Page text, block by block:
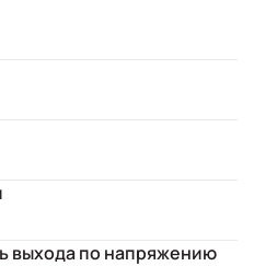
выхода по напряжению